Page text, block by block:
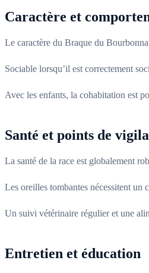
Caractère et
Le caractère du Braque du
Sociable lorsqu’il est correctement
Avec les enfants, la cohabitation est
Santé et points de
La santé de la race est globalement
Les oreilles tombantes nécessitent
Un suivi vétérinaire régulier et une
Entretien et éducation